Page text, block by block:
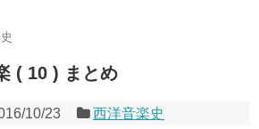
( 10 ) まとめ
10/23 西洋音楽史